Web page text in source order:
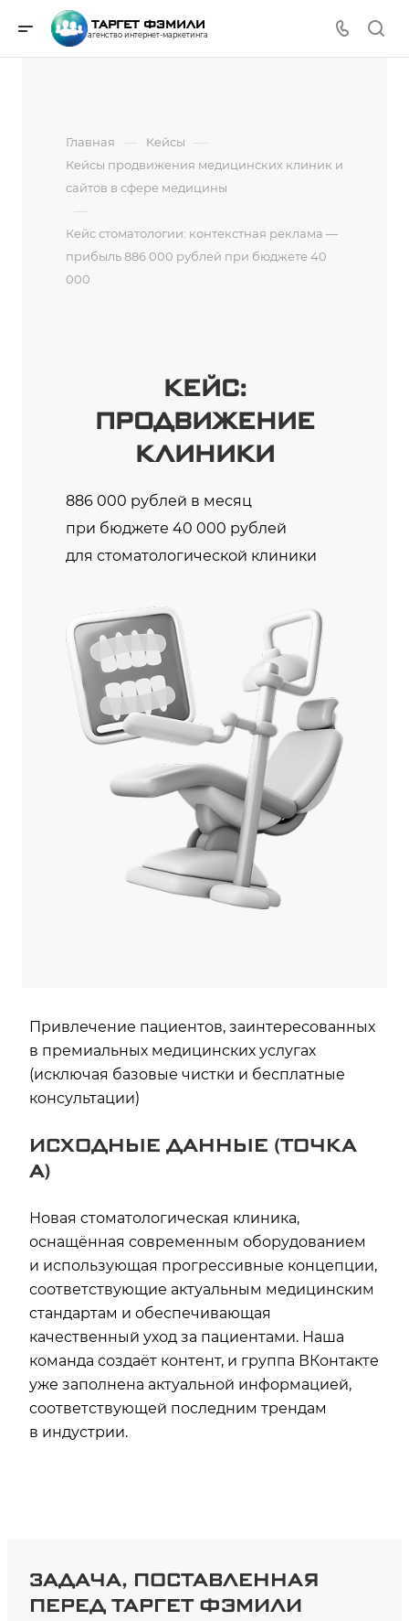
ТАРГЕТ ФЭМИЛИ
агенство интернет-маркетинга
Главная — Кейсы —
Кейсы продвижения медицинских клиник и
сайтов в сфере медицины
—
Кейс стоматологии: контекстная реклама —
прибыль 886 000 рублей при бюджете 40
000
КЕЙС:
ПРОДВИЖЕНИЕ
КЛИНИКИ
886 000 рублей в месяц
при бюджете 40 000 рублей
для стоматологической клиники
Привлечение пациентов, заинтересованных
в премиальных медицинских услугах
(исключая базовые чистки и бесплатные
консультации)
ИСХОДНЫЕ ДАННЫЕ (ТОЧКА
А)
Новая стоматологическая клиника,
оснащённая современным оборудованием
и использующая прогрессивные концепции,
соответствующие актуальным медицинским
стандартам и обеспечивающая
качественный уход за пациентами. Наша
команда создаёт контент, и группа ВКонтакте
уже заполнена актуальной информацией,
соответствующей последним трендам
в индустрии.
ЗАДАЧА, ПОСТАВЛЕННАЯ
ПЕРЕД ТАРГЕТ ФЭМИЛИ